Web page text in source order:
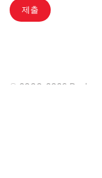
제출
© 2000-2026